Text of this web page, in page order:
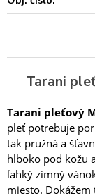
Tarani
Tarani pleťový
pleť potrebuje
tak pružná a
hlboko pod kožu
ľahký zimný
miesto.